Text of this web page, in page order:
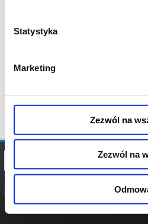
Statystyka
Marketing
Zezwól na
Zezwól na
POLITYKA